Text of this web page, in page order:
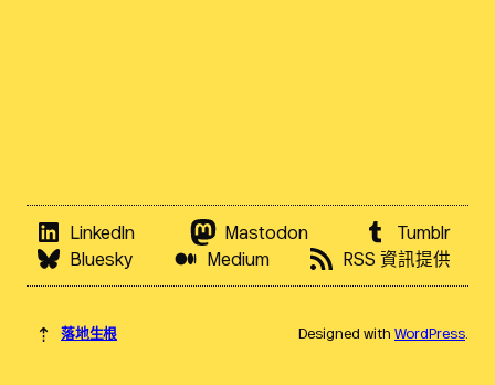
LinkedIn Mastodon
Tumblr
Bluesky
Medium RSS 資訊提供
⇡ 落地生根 Designed with WordPress.